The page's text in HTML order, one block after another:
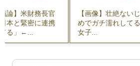
論】米財務長官
本と緊密に連携
る」←...
【画像】壮絶ないじ
めでガチ濡れしてる
女子...